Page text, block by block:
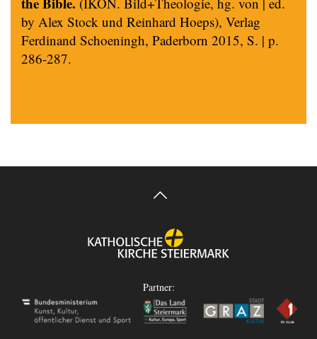
by Alex Stock und Reinhard Hoeps), Verlag
Ferdinand Schoeningh, Paderborn 2015, S. | p.
286-287.
Partner: